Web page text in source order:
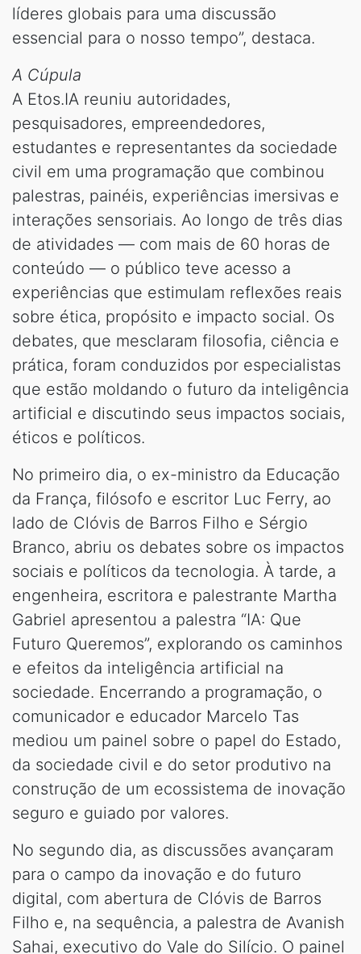
líderes globais para uma discussão
essencial para o nosso tempo”, destaca.
A Cúpula
A Etos.IA reuniu autoridades,
pesquisadores, empreendedores,
estudantes e representantes da sociedade
civil em uma programação que combinou
palestras, painéis, experiências imersivas e
interações sensoriais. Ao longo de três dias
de atividades — com mais de 60 horas de
conteúdo — o público teve acesso a
experiências que estimulam reflexões reais
sobre ética, propósito e impacto social. Os
debates, que mesclaram filosofia, ciência e
prática, foram conduzidos por especialistas
que estão moldando o futuro da inteligência
artificial e discutindo seus impactos sociais,
éticos e políticos.
No primeiro dia, o ex-ministro da Educação
da França, filósofo e escritor Luc Ferry, ao
lado de Clóvis de Barros Filho e Sérgio
Branco, abriu os debates sobre os impactos
sociais e políticos da tecnologia. À tarde, a
engenheira, escritora e palestrante Martha
Gabriel apresentou a palestra “IA: Que
Futuro Queremos”, explorando os caminhos
e efeitos da inteligência artificial na
sociedade. Encerrando a programação, o
comunicador e educador Marcelo Tas
mediou um painel sobre o papel do Estado,
da sociedade civil e do setor produtivo na
construção de um ecossistema de inovação
seguro e guiado por valores.
No segundo dia, as discussões avançaram
para o campo da inovação e do futuro
digital, com abertura de Clóvis de Barros
Filho e, na sequência, a palestra de Avanish
Sahai, executivo do Vale do Silício. O painel